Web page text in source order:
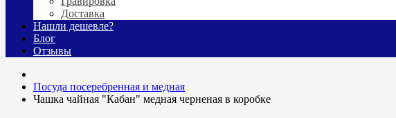
Доставка
Нашли дешевле?
Блог
Отзывы
Посуда посеребренная и медная
Чашка чайная "Кабан" медная черненая в коробке